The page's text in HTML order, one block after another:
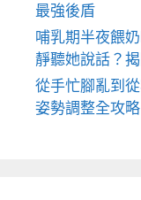
最強後盾
哺乳期半夜餵
靜聽她說話？
從手忙腳亂到
姿勢調整全攻略